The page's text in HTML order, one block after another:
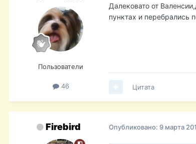
Пользователи
46
Далековато от
пунктах и перебрались
Цитата
Firebird Опубликовано: 9 марта